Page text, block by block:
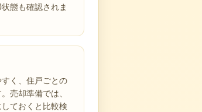
態も確認されま
く、住戸ごとの
売却準備では、
ておくと比較検